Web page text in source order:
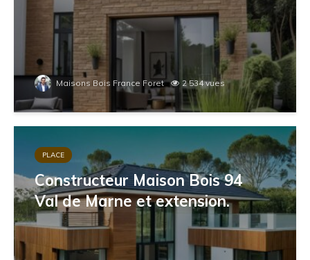
Maisons Bois France Foret 2 534 vues
PLACE
Constructeur Maison Bois 94
Val de Marne et extension.